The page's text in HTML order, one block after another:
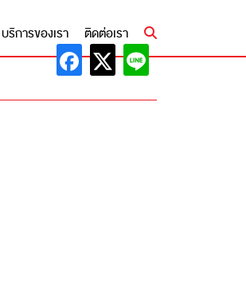
บริการของเรา ติดต่อเรา